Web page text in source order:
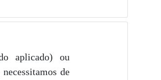
aplicado) ou
de